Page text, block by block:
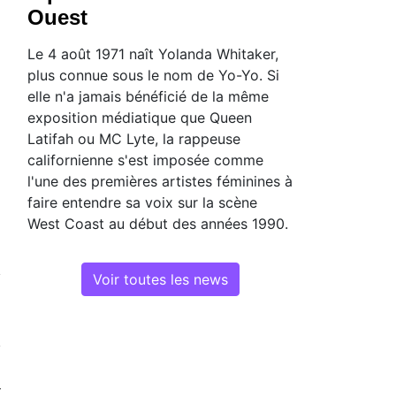
Ouest
Le 4 août 1971 naît Yolanda Whitaker,
plus connue sous le nom de Yo-Yo. Si
elle n'a jamais bénéficié de la même
exposition médiatique que Queen
Latifah ou MC Lyte, la rappeuse
californienne s'est imposée comme
l'une des premières artistes féminines à
faire entendre sa voix sur la scène
West Coast au début des années 1990.
Voir toutes les news